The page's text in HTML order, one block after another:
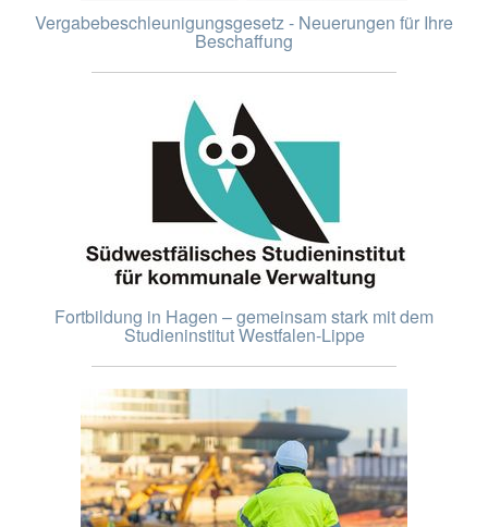
Vergabebeschleunigungsgesetz - Neuerungen für Ihre
Beschaffung
Fortbildung in Hagen – gemeinsam stark mit dem
Studieninstitut Westfalen-Lippe